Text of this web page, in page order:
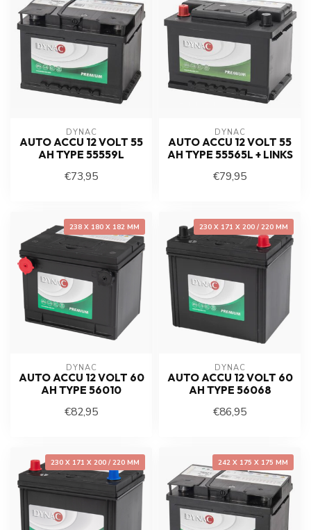
DYNAC
AUTO ACCU 12 VOLT 55
AH TYPE 55559L
€73,95
DYNAC
AUTO ACCU 12 VOLT 55
AH TYPE 55565L + LINKS
€79,95
238 X 180 X 182 MM
DYNAC
AUTO ACCU 12 VOLT 60
AH TYPE 56010
€82,95
230 X 171 X 200 / 220 MM
DYNAC
AUTO ACCU 12 VOLT 60
AH TYPE 56068
€86,95
230 X 171 X 200 / 220 MM 242 X 175 X 175 MM